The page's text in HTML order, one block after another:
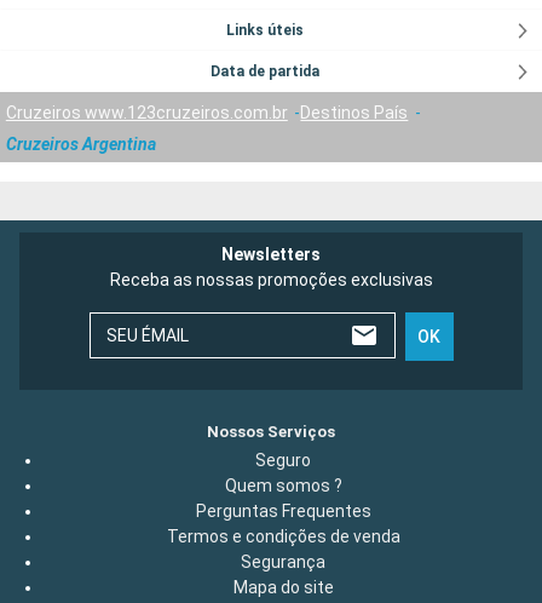
Links úteis
Data de partida
Cruzeiros www.123cruzeiros.com.br
Destinos País
Cruzeiros Argentina
Newsletters
Receba as nossas promoções exclusivas
SEU ÉMAIL OK
Nossos Serviços
Seguro
Quem somos ?
Perguntas Frequentes
Termos e condições de venda
Segurança
Mapa do site